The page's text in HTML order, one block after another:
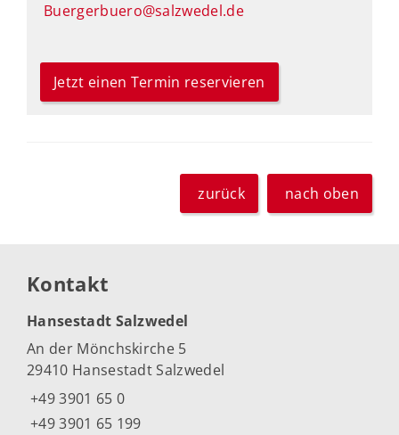
Buergerbuero@salzwedel.de
Jetzt einen Termin reservieren
zurück nach oben
Kontakt
Hansestadt Salzwedel
An der Mönchskirche 5
29410 Hansestadt Salzwedel
+49 3901 65 0
+49 3901 65 199